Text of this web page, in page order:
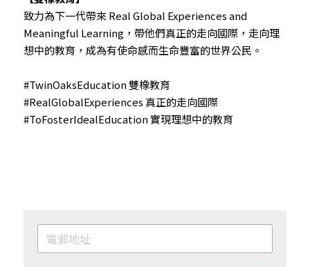
致力為下一代帶來 Real Global Experiences and
Meaningful Learning，帶他們真正的走向國際，走向理
想中的教育，成為有使命感而生命豐富的世界公民。
#TwinOaksEducation 雙橡教育
#RealGlobalExperiences 真正的走向國際
#ToFosterIdealEducation 實現理想中的教育